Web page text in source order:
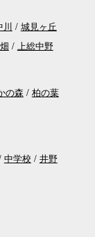
川
城見ヶ丘
上総中野
の森
柏の葉
中学校 井野